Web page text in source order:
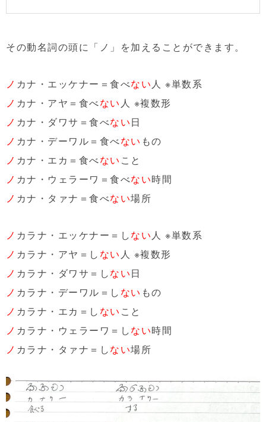
その動名詞の頭に「ノ」を加えることができます。
ノ カナ・エッケナー＝食べない人 ※単数系
ノ カナ・アヤ＝食べない 人 ※複数形
ノ カナ・ダワサ＝食べない日
ノ カナ・デーワル＝食べない もの
ノ カナ・エカ＝食べない こと
ノ カナ・ウェラーワ＝食べない時間
ノ カナ・タァナ＝食べない場所
ノ カラナ・エッケナー＝しない人 ※単数系
ノ カラナ・アヤ＝し ない 人 ※複数形
ノ カラナ・ダワサ＝しない日
ノ カラナ・デーワル＝し ない もの
ノ カラナ・エカ＝し ない こと
ノ カラナ・ウェラーワ＝しない時間
ノ カラナ・タァナ＝しない場所